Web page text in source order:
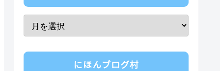
にほんブログ村